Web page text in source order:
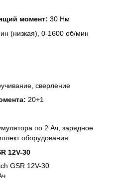
момент: 30 Нм
(низкая), 0-1600 об/мин
сверление
20+1
по 2 Ач, зарядное
оборудования
12V-30
GSR 12V-30